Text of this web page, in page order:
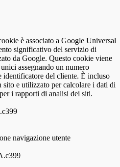
è associato a Google Universal
significativo del servizio di
da Google. Questo cookie viene
assegnando un numero
identificatore del cliente. È incluso
e utilizzato per calcolare i dati di
i rapporti di analisi dei siti.
navigazione utente